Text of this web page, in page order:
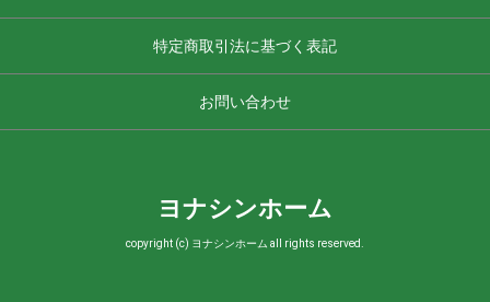
特定商取引法に基づく表記
お問い合わせ
ヨナシンホーム
copyright (c) ヨナシンホーム all rights reserved.